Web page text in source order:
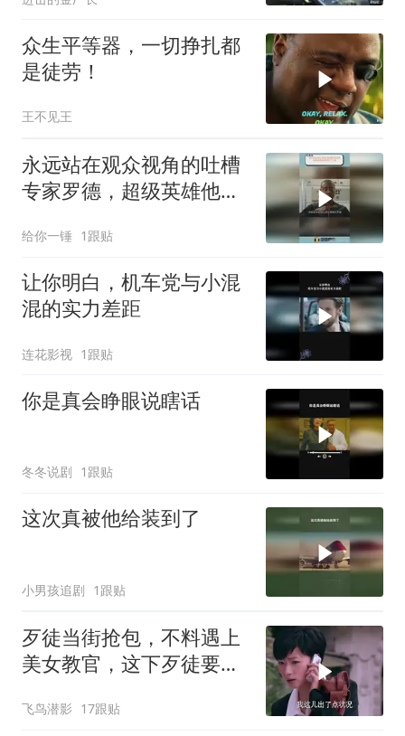
众生平等器，一切挣扎都
是徒劳！
王不见王
永远站在观众视角的吐槽
专家罗德，超级英雄他都
给你一锤 1跟贴
让你明白，机车党与小混
混的实力差距
连花影视 1跟贴
你是真会睁眼说瞎话
冬冬说剧 1跟贴
这次真被他给装到了
小男孩追剧 1跟贴
歹徒当街抢包，不料遇上
美女教官，这下歹徒要惨
飞鸟潜影 17跟贴